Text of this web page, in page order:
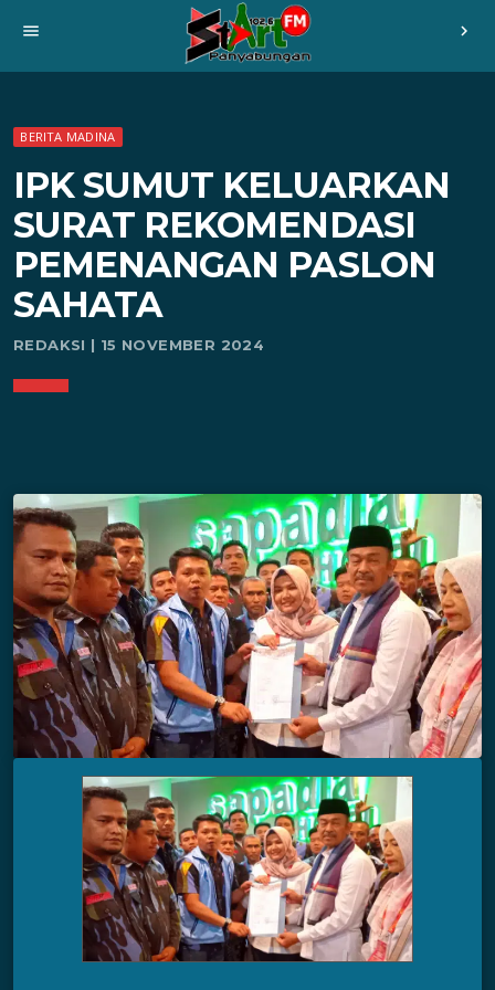
menu chevron_right
BERITA MADINA
IPK SUMUT KELUARKAN
SURAT REKOMENDASI
PEMENANGAN PASLON
SAHATA
REDAKSI | 15 NOVEMBER 2024